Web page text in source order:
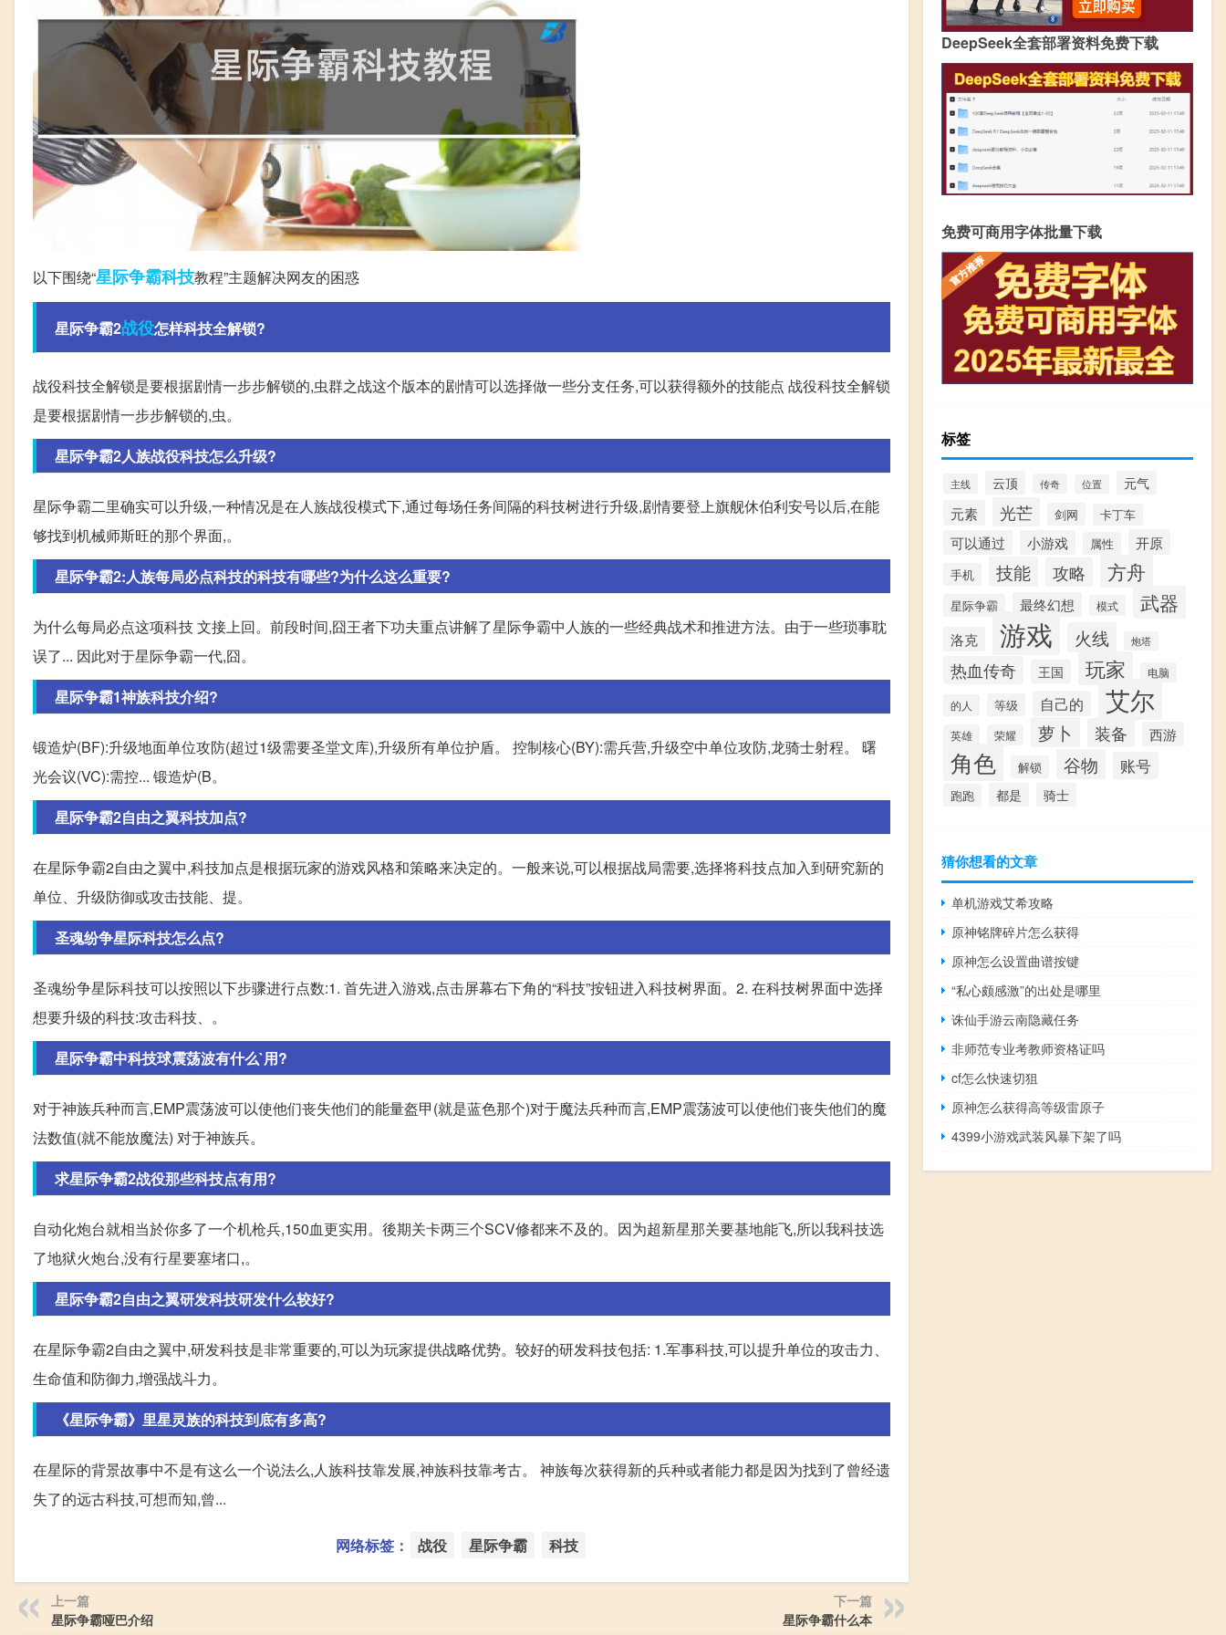
以下围绕“星际争霸科技教程”主题解决网友的困惑
星际争霸2战役怎样科技全解锁?
战役科技全解锁是要根据剧情一步步解锁的,虫群之战这个版本的剧情可以选择做一些分支任务,可以获得额外的技能点 战役科技全解锁
是要根据剧情一步步解锁的,虫。
星际争霸2人族战役科技怎么升级?
星际争霸二里确实可以升级,一种情况是在人族战役模式下,通过每场任务间隔的科技树进行升级,剧情要登上旗舰休伯利安号以后,在能
够找到机械师斯旺的那个界面,。
星际争霸2:人族每局必点科技的科技有哪些?为什么这么重要?
为什么每局必点这项科技 文接上回。前段时间,囧王者下功夫重点讲解了星际争霸中人族的一些经典战术和推进方法。由于一些琐事耽
误了... 因此对于星际争霸一代,囧。
星际争霸1神族科技介绍?
锻造炉(BF):升级地面单位攻防(超过1级需要圣堂文库),升级所有单位护盾。 控制核心(BY):需兵营,升级空中单位攻防,龙骑士射程。 曙
光会议(VC):需控... 锻造炉(B。
星际争霸2自由之翼科技加点?
在星际争霸2自由之翼中,科技加点是根据玩家的游戏风格和策略来决定的。一般来说,可以根据战局需要,选择将科技点加入到研究新的
单位、升级防御或攻击技能、提。
圣魂纷争星际科技怎么点?
圣魂纷争星际科技可以按照以下步骤进行点数:1. 首先进入游戏,点击屏幕右下角的“科技”按钮进入科技树界面。2. 在科技树界面中选择
想要升级的科技:攻击科技、。
星际争霸中科技球震荡波有什么`用?
对于神族兵种而言,EMP震荡波可以使他们丧失他们的能量盔甲(就是蓝色那个)对于魔法兵种而言,EMP震荡波可以使他们丧失他们的魔
法数值(就不能放魔法) 对于神族兵。
求星际争霸2战役那些科技点有用?
自动化炮台就相当於你多了一个机枪兵,150血更实用。後期关卡两三个SCV修都来不及的。因为超新星那关要基地能飞,所以我科技选
了地狱火炮台,没有行星要塞堵口,。
星际争霸2自由之翼研发科技研发什么较好?
在星际争霸2自由之翼中,研发科技是非常重要的,可以为玩家提供战略优势。较好的研发科技包括: 1.军事科技,可以提升单位的攻击力、
生命值和防御力,增强战斗力。
《星际争霸》里星灵族的科技到底有多高?
在星际的背景故事中不是有这么一个说法么,人族科技靠发展,神族科技靠考古。 神族每次获得新的兵种或者能力都是因为找到了曾经遗
失了的远古科技,可想而知,曾...
网络标签： 战役 星际争霸 科技
上一篇
星际争霸哑巴介绍
下一篇
星际争霸什么本
DeepSeek全套部署资料免费下载
免费可商用字体批量下载
标签
主线 云顶 传奇 位置 元气
元素 光芒 剑网 卡丁车
可以通过 小游戏 属性 开原
手机 技能 攻略 方舟
星际争霸 最终幻想 模式 武器
洛克 游戏 火线 炮塔
热血传奇 王国 玩家 电脑
的人 等级 自己的 艾尔
英雄 荣耀 萝卜 装备 西游
角色 解锁 谷物 账号
跑跑 都是 骑士
猜你想看的文章
单机游戏艾希攻略
原神铭牌碎片怎么获得
原神怎么设置曲谱按键
“私心颇感激”的出处是哪里
诛仙手游云南隐藏任务
非师范专业考教师资格证吗
cf怎么快速切狙
原神怎么获得高等级雷原子
4399小游戏武装风暴下架了吗